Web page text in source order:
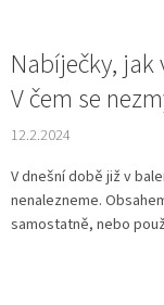
Nabíječky, jak
V čem se
12.2.2024
V dnešní době již v
nenalezneme.
samostatně, nebo